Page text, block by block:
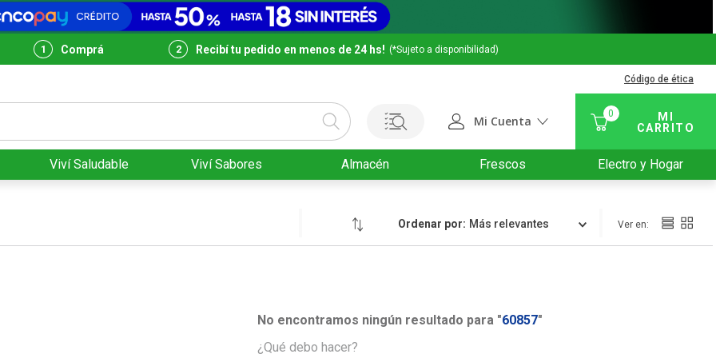
Comprá Recibí tu pedido en menos de 24 hs! (*Sujeto a disponibilidad)
Código de ética
Mi Cuenta
0
Viví Saludable Viví Sabores Almacén Frescos Electro y Hogar
Ordenar por Relevancia
No encontramos ningún resultado para "60857"
¿Qué debo hacer?